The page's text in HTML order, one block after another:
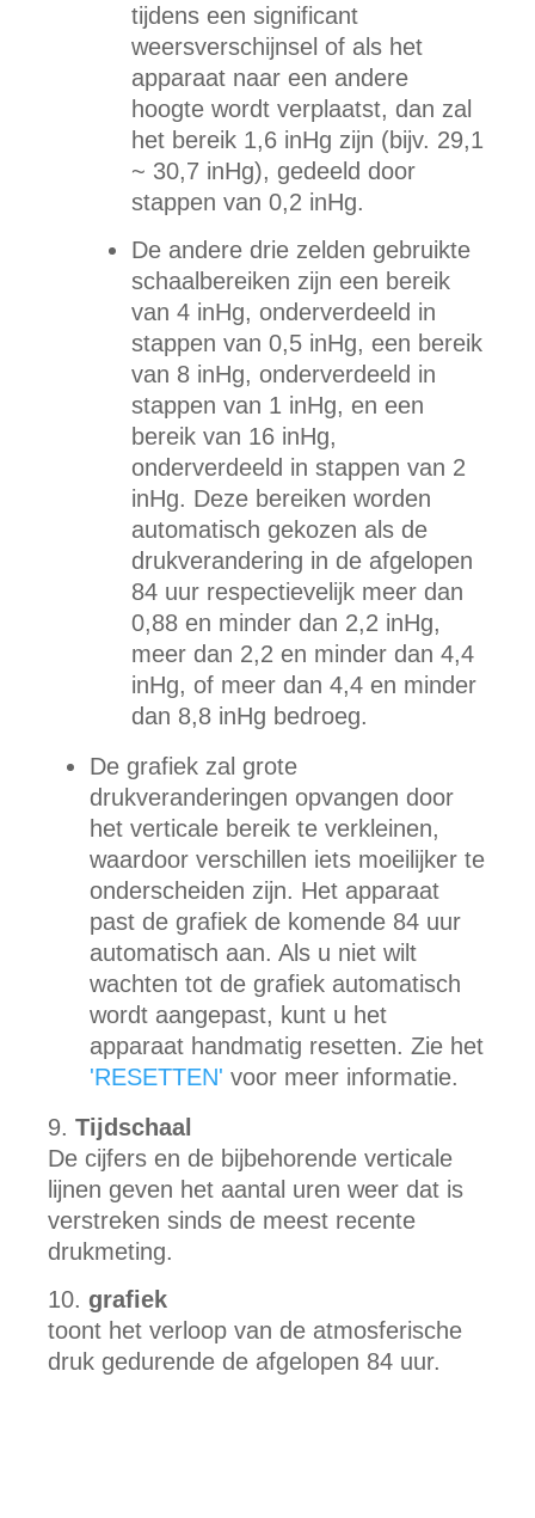
tijdens een significant
weersverschijnsel of als het
apparaat naar een andere
hoogte wordt verplaatst, dan zal
het bereik 1,6 inHg zijn (bijv. 29,1
~ 30,7 inHg), gedeeld door
stappen van 0,2 inHg.
De andere drie zelden gebruikte
schaalbereiken zijn een bereik
van 4 inHg, onderverdeeld in
stappen van 0,5 inHg, een bereik
van 8 inHg, onderverdeeld in
stappen van 1 inHg, en een
bereik van 16 inHg,
onderverdeeld in stappen van 2
inHg. Deze bereiken worden
automatisch gekozen als de
drukverandering in de afgelopen
84 uur respectievelijk meer dan
0,88 en minder dan 2,2 inHg,
meer dan 2,2 en minder dan 4,4
inHg, of meer dan 4,4 en minder
dan 8,8 inHg bedroeg.
De grafiek zal grote
drukveranderingen opvangen door
het verticale bereik te verkleinen,
waardoor verschillen iets moeilijker te
onderscheiden zijn. Het apparaat
past de grafiek de komende 84 uur
automatisch aan. Als u niet wilt
wachten tot de grafiek automatisch
wordt aangepast, kunt u het
apparaat handmatig resetten. Zie het
'RESETTEN' voor meer informatie.
Tijdschaal
De cijfers en de bijbehorende verticale
lijnen geven het aantal uren weer dat is
verstreken sinds de meest recente
drukmeting.
grafiek
toont het verloop van de atmosferische
druk gedurende de afgelopen 84 uur.